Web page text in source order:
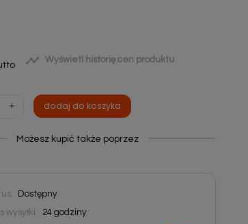
 Wyświetl historię cen produktu
+ dodaj do koszyka
Możesz kupić także poprzez
Dostępny
wysyłki:
24 godziny